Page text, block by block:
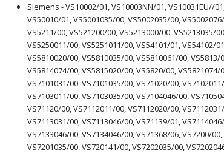
Siemens - VS10002/01, VS10003NN/01, VS10031EU//
VS50010/01, VS5001035/00, VS5002035/00,
VS5211/00, VS521200/00, VS5213000/00, VS5213035/
VS5250011/00, VS5251011/00, VS54101/01, VS54102/
VS5810020/00, VS5810035/00, VS5810061/00,
VS5814074/00, VS5815020/00, VS5820/00,
VS7101031/00, VS7101035/00, VS71020/00,
VS7103011/00, VS7103035/00, VS7104046/00,
VS71120/00, VS7112011/00, VS7112020/00,
VS7113031/00, VS7113046/00, VS71139/01,
VS7133046/00, VS7134046/00, VS71368/06, VS7200/
VS7201035/00, VS720141/00, VS7202035/00,